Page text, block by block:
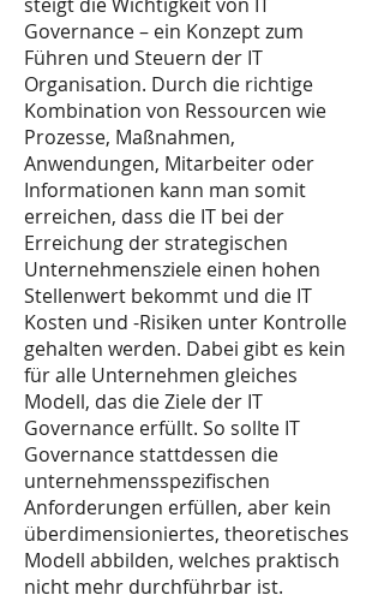
Governance – ein Konzept zum
Führen und Steuern der IT
Organisation. Durch die richtige
Kombination von Ressourcen wie
Prozesse, Maßnahmen,
Anwendungen, Mitarbeiter oder
Informationen kann man somit
erreichen, dass die IT bei der
Erreichung der strategischen
Unternehmensziele einen hohen
Stellenwert bekommt und die IT
Kosten und -Risiken unter Kontrolle
gehalten werden. Dabei gibt es kein
für alle Unternehmen gleiches
Modell, das die Ziele der IT
Governance erfüllt. So sollte IT
Governance stattdessen die
unternehmensspezifischen
Anforderungen erfüllen, aber kein
überdimensioniertes, theoretisches
Modell abbilden, welches praktisch
nicht mehr durchführbar ist.